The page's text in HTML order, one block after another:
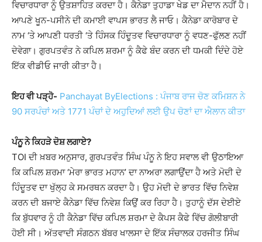
ਵਿਚਾਰਧਾਰਾ ਨੂੰ ਉਤਸ਼ਾਹਿਤ ਕਰਦਾ ਹੈ। ਕੈਨੇਡਾ ਤੁਹਾਡਾ ਖੇਡ ਦਾ ਮੈਦਾਨ ਨਹੀਂ ਹੈ।
ਆਪਣੇ ਖੂਨ-ਪਸੀਨੇ ਦੀ ਕਮਾਈ ਵਾਪਸ ਭਾਰਤ ਲੈ ਜਾਓ। ਕੈਨੇਡਾ ਕਾਰੋਬਾਰ ਦੇ
ਨਾਮ ‘ਤੇ ਆਪਣੀ ਧਰਤੀ ‘ਤੇ ਹਿੰਸਕ ਹਿੰਦੂਤਵ ਵਿਚਾਰਧਾਰਾ ਨੂੰ ਵਧਣ-ਫੁੱਲਣ ਨਹੀਂ
ਦੇਵੇਗਾ। ਗੁਰਪਤਵੰਤ ਨੇ ਕਪਿਲ ਸ਼ਰਮਾ ਨੂੰ ਕੈਫੇ ਬੰਦ ਕਰਨ ਦੀ ਧਮਕੀ ਦਿੰਦੇ ਹੋਏ
ਇੱਕ ਵੀਡੀਓ ਜਾਰੀ ਕੀਤਾ ਹੈ।
ਇਹ ਵੀ ਪੜ੍ਹੋ- Panchayat ByElections : ਪੰਜਾਬ ਰਾਜ ਚੋਣ ਕਮਿਸ਼ਨ ਨੇ
90 ਸਰਪੰਚਾਂ ਅਤੇ 1771 ਪੰਚਾਂ ਦੇ ਅਹੁਦਿਆਂ ਲਈ ਉਪ ਚੋਣਾਂ ਦਾ ਐਲਾਨ ਕੀਤਾ
ਪੰਨੂ ਨੇ ਕਿਹੜੇ ਦੋਸ਼ ਲਗਾਏ?
TOI ਦੀ ਖ਼ਬਰ ਅਨੁਸਾਰ, ਗੁਰਪਤਵੰਤ ਸਿੰਘ ਪੰਨੂ ਨੇ ਇਹ ਸਵਾਲ ਵੀ ਉਠਾਇਆ
ਕਿ ਕਪਿਲ ਸ਼ਰਮਾ ‘ਮੇਰਾ ਭਾਰਤ ਮਹਾਨ’ ਦਾ ਨਾਅਰਾ ਲਗਾਉਂਦਾ ਹੈ ਅਤੇ ਮੋਦੀ ਦੇ
ਹਿੰਦੂਤਵ ਦਾ ਖੁੱਲ੍ਹ ਕੇ ਸਮਰਥਨ ਕਰਦਾ ਹੈ। ਉਹ ਮੋਦੀ ਦੇ ਭਾਰਤ ਵਿੱਚ ਨਿਵੇਸ਼
ਕਰਨ ਦੀ ਬਜਾਏ ਕੈਨੇਡਾ ਵਿੱਚ ਨਿਵੇਸ਼ ਕਿਉਂ ਕਰ ਰਿਹਾ ਹੈ। ਤੁਹਾਨੂੰ ਦੱਸ ਦੇਈਏ
ਕਿ ਬੁੱਧਵਾਰ ਨੂੰ ਹੀ ਕੈਨੇਡਾ ਵਿੱਚ ਕਪਿਲ ਸ਼ਰਮਾ ਦੇ ਕੈਪਸ ਕੈਫੇ ਵਿੱਚ ਗੋਲੀਬਾਰੀ
ਹੋਈ ਸੀ। ਅੱਤਵਾਦੀ ਸੰਗਠਨ ਬੱਬਰ ਖਾਲਸਾ ਦੇ ਇੱਕ ਸੰਚਾਲਕ ਹਰਜੀਤ ਸਿੰਘ